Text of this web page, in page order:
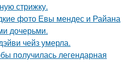
стрижку.
фото Евы мендес и Райана
дочерьми.
чейз умерла.
получилась легендарная